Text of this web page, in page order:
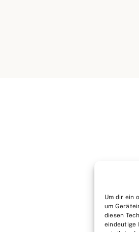
Um dir ein
um
diesen
eindeutige